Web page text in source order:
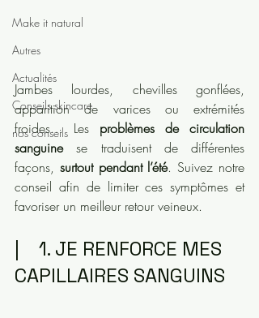
Make it natural
Autres
Actualités
Conseils skincare
nos conseils
Jambes lourdes, chevilles gonflées,
apparition de varices ou extrémités
froides… Les problèmes de circulation
sanguine se traduisent de différentes
façons, surtout pendant l’été. Suivez notre
conseil afin de limiter ces symptômes et
favoriser un meilleur retour veineux.
|    1. JE RENFORCE MES
CAPILLAIRES SANGUINS